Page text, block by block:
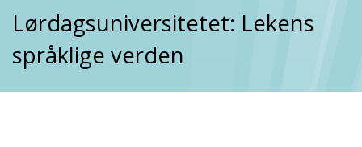
Lørdagsuniversitetet: Lekens
språklige verden